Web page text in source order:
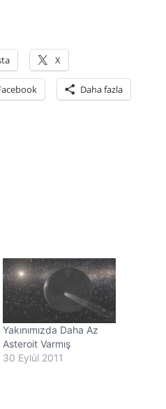
X
Daha fazla
Yakınımızda Daha Az
Asteroit Varmış
30 Eylül 2011